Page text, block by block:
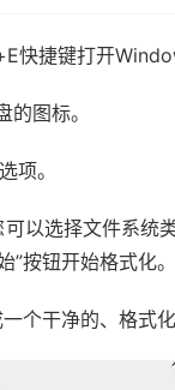
快捷键打开
图标。
项。
以选择文件系统
按钮开始格式化。
个干净的、格式